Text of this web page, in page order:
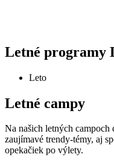
Letné programy
Leto
Letné campy
Na našich letných campoch
zaujímavé trendy-témy, aj
opekačiek po výlety.